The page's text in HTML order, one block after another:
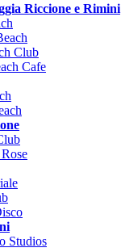
Riccione e Rimini
Club
Cafe
Studios